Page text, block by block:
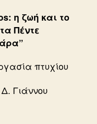
η ζωή και το
Πέντε
πτυχίου
Δ. Γιάννου